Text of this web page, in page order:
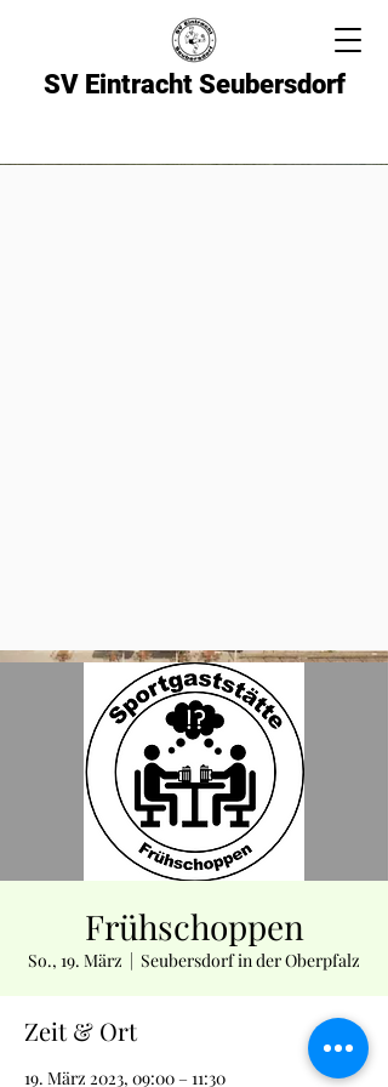
SV Eintracht Seubersdorf
Frühschoppen
So., 19. März
  |
Seubersdorf in der Oberpfalz
Zeit & Ort
19. März 2023, 09:00 – 11:30